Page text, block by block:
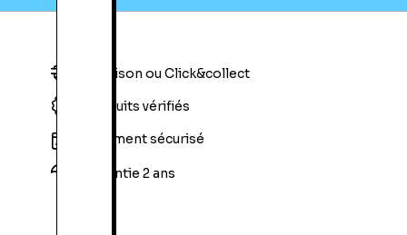
Livraison ou Click&collect
Produits vérifiés
Paiement sécurisé
Garantie 2 ans